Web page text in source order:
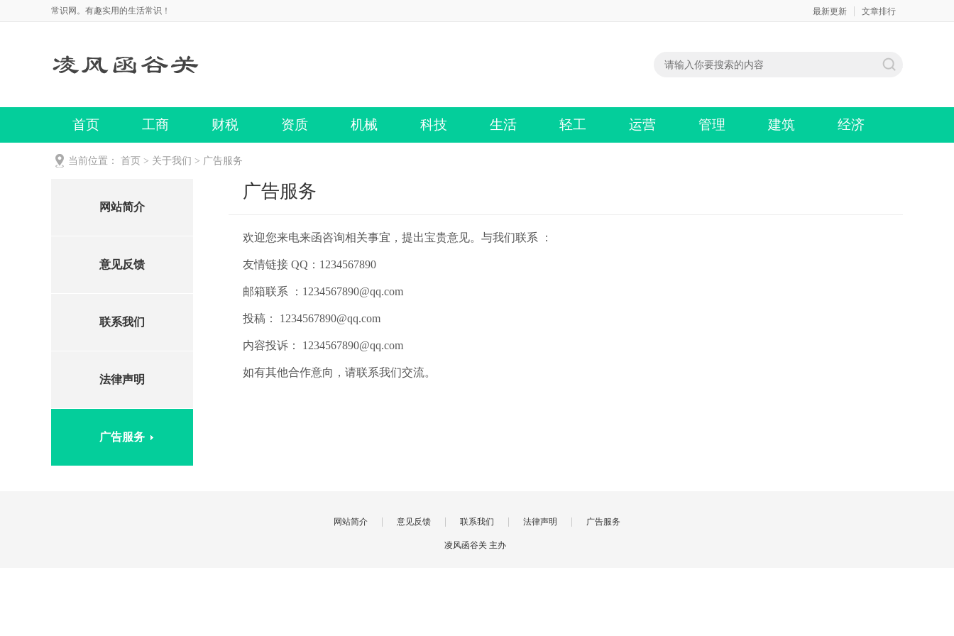
常识网。有趣实用的生活常识！ 最新更新 文章排行
首页 工商 财税 资质 机械 科技 生活 轻工 运营 管理 建筑 经济
当前位置： 首页 > 关于我们 > 广告服务
网站简介
意见反馈
联系我们
法律声明
广告服务
广告服务
欢迎您来电来函咨询相关事宜，提出宝贵意见。与我们联系 ：
友情链接 QQ：1234567890
邮箱联系 ：1234567890@qq.com
投稿： 1234567890@qq.com
内容投诉： 1234567890@qq.com
如有其他合作意向，请联系我们交流。
网站简介 | 意见反馈 | 联系我们 | 法律声明 | 广告服务
凌风函谷关 主办